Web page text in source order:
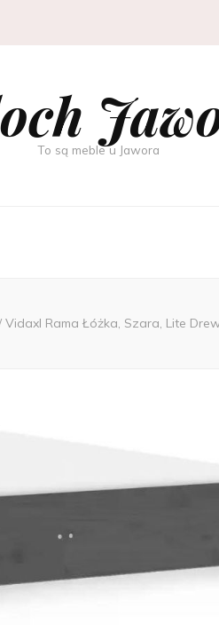
To są meble u Jawora
Vidaxl Rama Łóżka, Szara, Lite